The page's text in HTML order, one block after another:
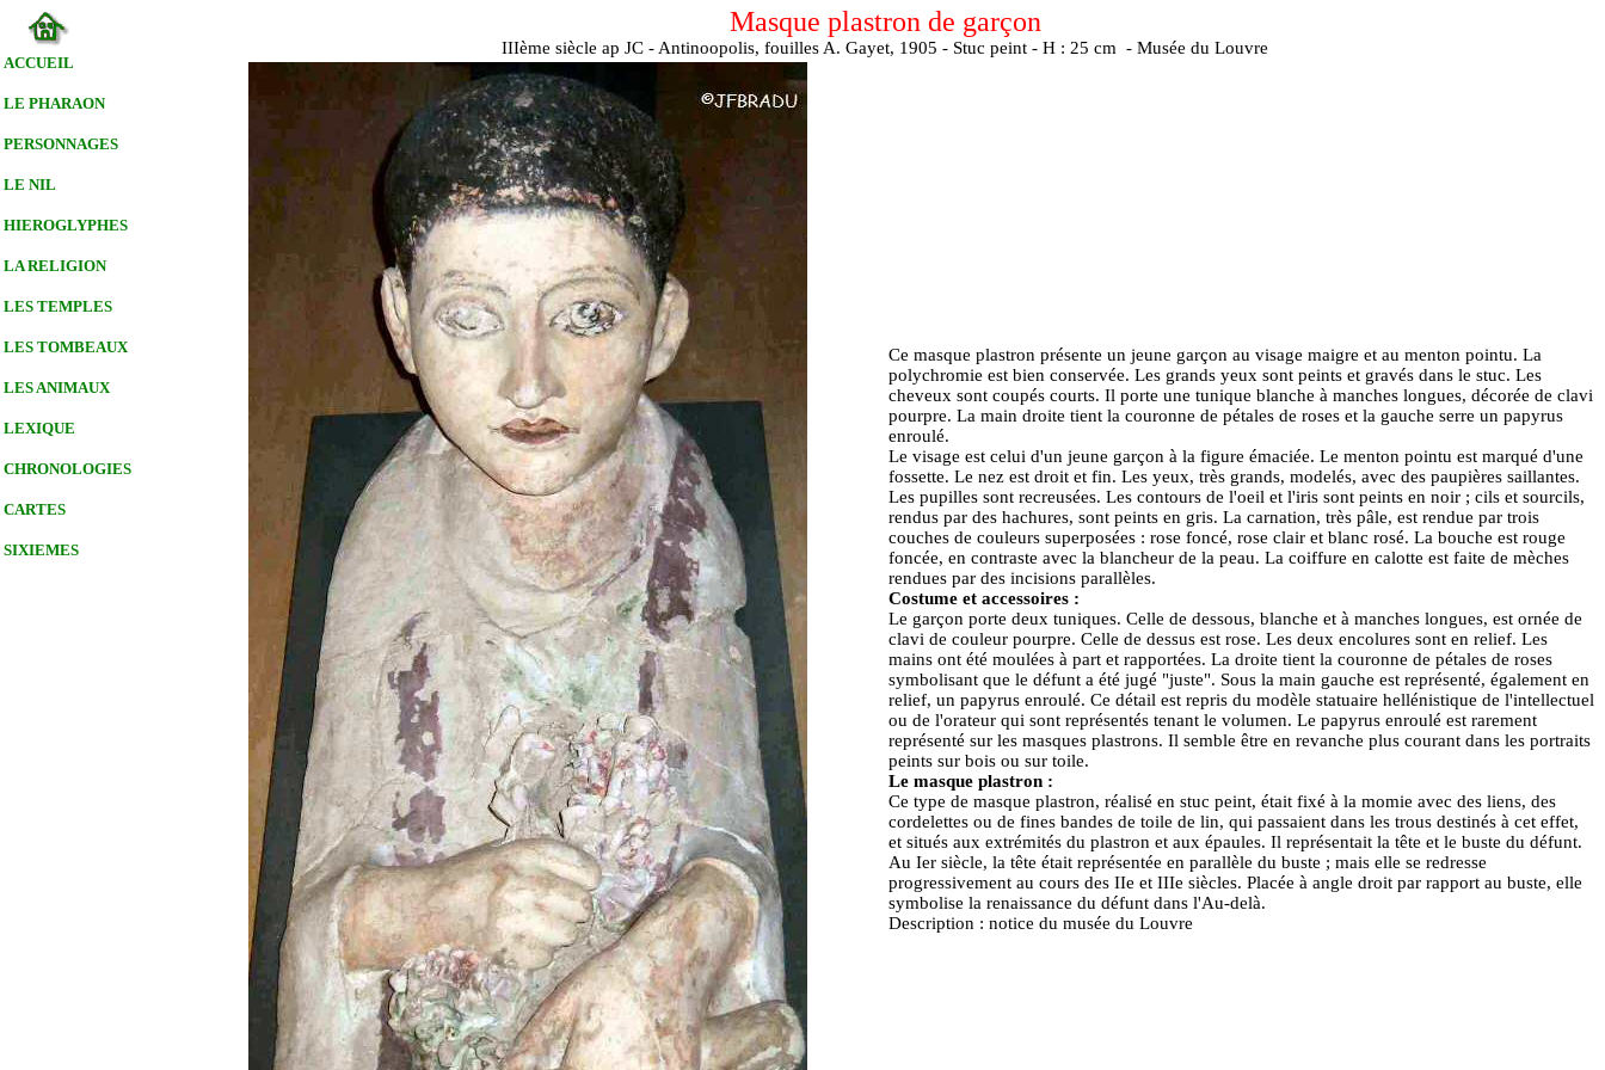
ACCUEIL
LE PHARAON
PERSONNAGES
LE NIL
HIEROGLYPHES
LA RELIGION
LES TEMPLES
LES TOMBEAUX
LES ANIMAUX
LEXIQUE
CHRONOLOGIES
CARTES
SIXIEMES
Masque plastron de garçon
IIIème siècle ap JC - Antinoopolis, fouilles A. Gayet, 1905 - Stuc peint - H : 25 cm - Musée du Louvre
Ce masque plastron présente un jeune garçon au visage maigre et au menton pointu. La
polychromie est bien conservée. Les grands yeux sont peints et gravés dans le stuc. Les
cheveux sont coupés courts. Il porte une tunique blanche à manches longues, décorée de clavi
pourpre. La main droite tient la couronne de pétales de roses et la gauche serre un papyrus
enroulé.
Le visage est celui d'un jeune garçon à la figure émaciée. Le menton pointu est marqué d'une
fossette. Le nez est droit et fin. Les yeux, très grands, modelés, avec des paupières saillantes.
Les pupilles sont recreusées. Les contours de l'oeil et l'iris sont peints en noir ; cils et sourcils,
rendus par des hachures, sont peints en gris. La carnation, très pâle, est rendue par trois
couches de couleurs superposées : rose foncé, rose clair et blanc rosé. La bouche est rouge
foncée, en contraste avec la blancheur de la peau. La coiffure en calotte est faite de mèches
rendues par des incisions parallèles.
Costume et accessoires :
Le garçon porte deux tuniques. Celle de dessous, blanche et à manches longues, est ornée de
clavi de couleur pourpre. Celle de dessus est rose. Les deux encolures sont en relief. Les
mains ont été moulées à part et rapportées. La droite tient la couronne de pétales de roses
symbolisant que le défunt a été jugé "juste". Sous la main gauche est représenté, également en
relief, un papyrus enroulé. Ce détail est repris du modèle statuaire hellénistique de l'intellectuel
ou de l'orateur qui sont représentés tenant le volumen. Le papyrus enroulé est rarement
représenté sur les masques plastrons. Il semble être en revanche plus courant dans les portraits
peints sur bois ou sur toile.
Le masque plastron :
Ce type de masque plastron, réalisé en stuc peint, était fixé à la momie avec des liens, des
cordelettes ou de fines bandes de toile de lin, qui passaient dans les trous destinés à cet effet,
et situés aux extrémités du plastron et aux épaules. Il représentait la tête et le buste du défunt.
Au Ier siècle, la tête était représentée en parallèle du buste ; mais elle se redresse
progressivement au cours des IIe et IIIe siècles. Placée à angle droit par rapport au buste, elle
symbolise la renaissance du défunt dans l'Au-delà.
Description : notice du musée du Louvre